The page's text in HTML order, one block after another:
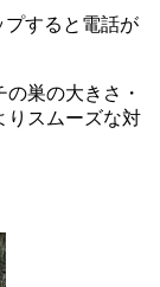
すると電話が
巣の大きさ・
りスムーズな対